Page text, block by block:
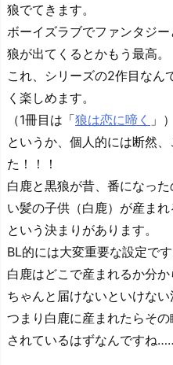
狼でてきます。
ボーイズラブでファンタジー
狼が出てくるとかもう最高。
これ、シリーズの2作目なん
く楽しめます。
（1冊目は「狼は恋に啼く 」）
というか、個人的には断然
た！！！
白鹿と黒狼が昔、番になっ
い髪の子供（白鹿）が産ま
という決まりがあります。
BL的には大変重要な設定です
白鹿はどこで産まれるか分
ちゃんと届けないといけない
つまり白鹿に産まれたらそ
されているはずなんですね……